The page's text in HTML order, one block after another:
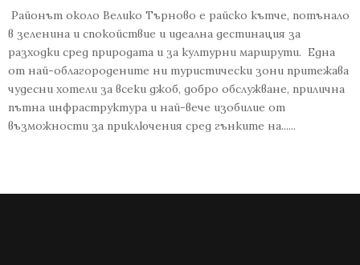
Районът около Велико Търново е райско кътче, потънало
в зеленина и спокойствие и идеална дестинация за
разходки сред природата и за културни маршрути. Една
от най-облагородените ни туристически зони притежава
чудесни хотели за всеки джоб, добро обслужване, прилична
пътна инфраструктура и най-вече изобилие от
възможности за приключения сред гънките на......